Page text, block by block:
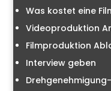
Was kostet eine
Videoproduktion
Filmproduktion
Interview geben